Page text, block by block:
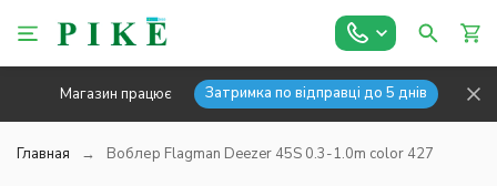
Магазин працює Затримка по відправці до 5 днів
Главная Воблер Flagman Deezer 45S 0.3-1.0m color 427